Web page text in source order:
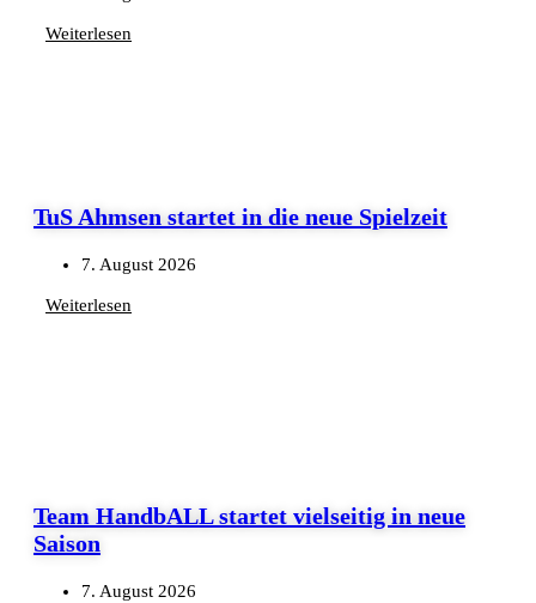
Weiterlesen
TuS Ahmsen startet in die neue Spielzeit
7. August 2026
Weiterlesen
Team HandbALL startet vielseitig in neue
Saison
7. August 2026